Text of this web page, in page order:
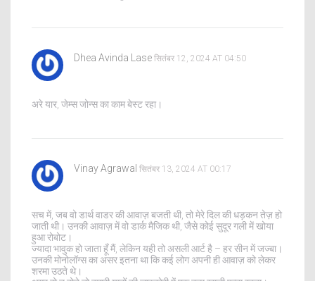
Dhea Avinda Lase सितंबर 12, 2024 AT 04:50
अरे यार, जेम्स जोन्स का काम बेस्ट रहा।
Vinay Agrawal सितंबर 13, 2024 AT 00:17
सच में, जब वो डार्थ वाडर की आवाज़ बजती थी, तो मेरे दिल की धड़कन तेज़ हो
जाती थी। उनकी आवाज़ में वो डार्क मैजिक थी, जैसे कोई सुदूर गली में खोया
हुआ रोबोट।
ज्यादा भावुक हो जाता हूँ मैं, लेकिन यही तो असली आर्ट है – हर सीन में जज्बा।
उनकी मोनोलॉग्स का असर इतना था कि कई लोग अपनी ही आवाज़ को लेकर
शरमा उठते थे।